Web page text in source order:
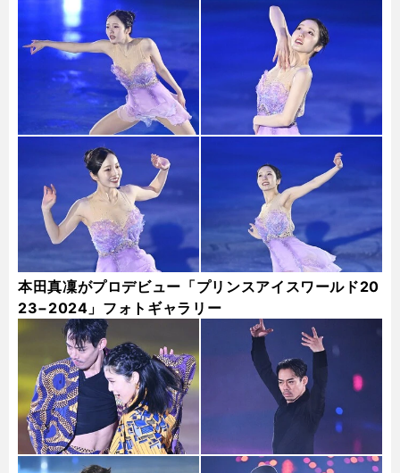
本田真凜がプロデビュー「プリンスアイスワールド20
23−2024」フォトギャラリー